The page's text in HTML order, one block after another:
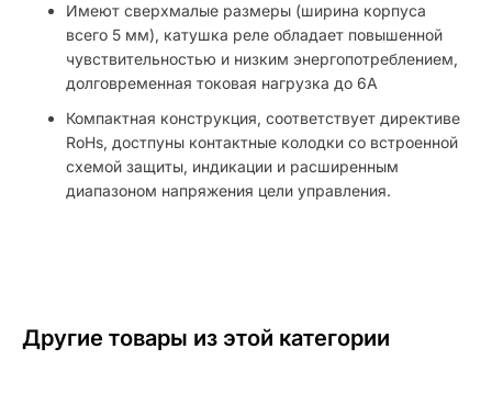
Имеют сверхмалые размеры (ширина корпуса
всего 5 мм), катушка реле обладает повышенной
чувствительностью и низким энергопотреблением,
долговременная токовая нагрузка до 6А
Компактная конструкция, соответствует директиве
RoHs, достпуны контактные колодки со встроенной
схемой защиты, индикации и расширенным
диапазоном напряжения цели управления.
Другие товары из этой категории